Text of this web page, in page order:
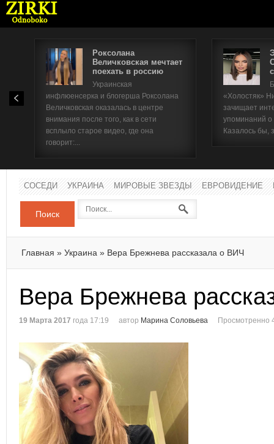
Роксолана
Величковская мечтает
поехать в россию
Украинская
инфлюенсерка и блогерша Роксолана
Величковская оказалась в центре
внимания после того, как в сети
всплыло старое видео, где она
говорит:...
«Холостяк»
зачищает
упоминаний
Казалось бы,
СОСЕДИ УКРАИНА МИРОВЫЕ ЗВЕЗДЫ ЕВРОВИДЕНИЕ
Поиск
Главная » Украина » Вера Брежнева рассказала о ВИЧ
Вера Брежнева
19 Марта 2017 года 17:19 автор Марина Соловьева Просмотренно
Имя